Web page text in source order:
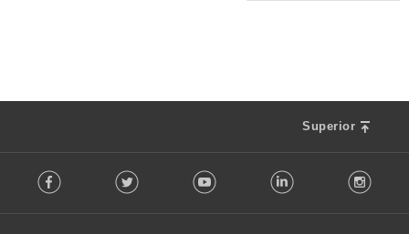
Superior
o Facebook Twitter Youtube LinkedIn